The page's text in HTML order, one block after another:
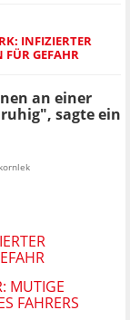
INFIZIERTER
FÜR GEFAHR
an einer
sagte ein
MUTIGE
FAHRERS